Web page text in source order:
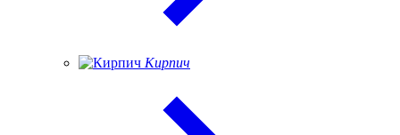
Кирпич